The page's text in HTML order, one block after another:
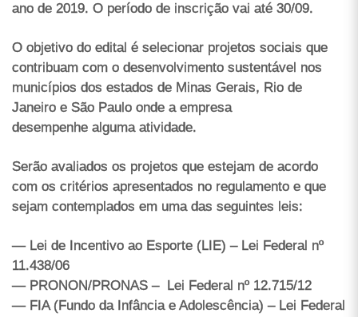
ano de 2019. O período de inscrição vai até 30/09.
O objetivo do edital é selecionar projetos sociais que
contribuam com o desenvolvimento sustentável nos
municípios dos estados de Minas Gerais, Rio de
Janeiro e São Paulo onde a empresa
desempenhe alguma atividade.
Serão avaliados os projetos que estejam de acordo
com os critérios apresentados no regulamento e que
sejam contemplados em uma das seguintes leis:
— Lei de Incentivo ao Esporte (LIE) – Lei Federal nº
11.438/06
— PRONON/PRONAS – Lei Federal nº 12.715/12
— FIA (Fundo da Infância e Adolescência) – Lei Federal